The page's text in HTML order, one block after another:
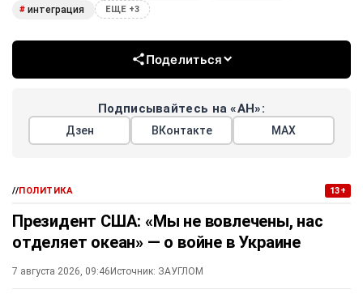
# интеграция ЕЩЕ +3
Поделиться
Подписывайтесь на «АН»:
Дзен ВКонтакте МАХ
//ПОЛИТИКА 13+
Президент США: «Мы не вовлечены, нас
отделяет океан» — о войне в Украине
7 августа 2026, 09:46Источник: ЗАУГЛОМ